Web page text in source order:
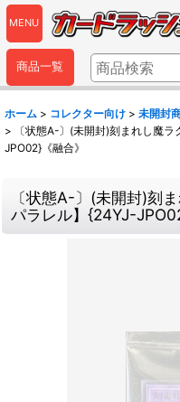
MENU
商品一覧
ホーム > コレクター向け > 未開封
>
〔状態A-〕(未開封)刻まれし魔
JPO02}《融合》
〔状態A-〕(未開封)刻
パラレル】{24YJ-